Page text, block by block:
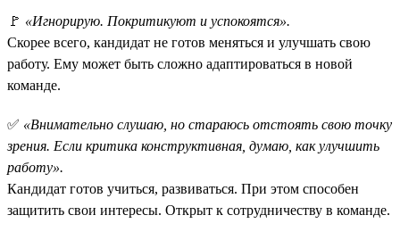
🚩 «Игнорирую. Покритикуют и успокоятся».
Скорее всего, кандидат не готов меняться и улучшать свою
работу. Ему может быть сложно адаптироваться в новой
команде.
✅ «Внимательно слушаю, но стараюсь отстоять свою точку
зрения. Если критика конструктивная, думаю, как улучшить
работу».
Кандидат готов учиться, развиваться. При этом способен
защитить свои интересы. Открыт к сотрудничеству в команде.